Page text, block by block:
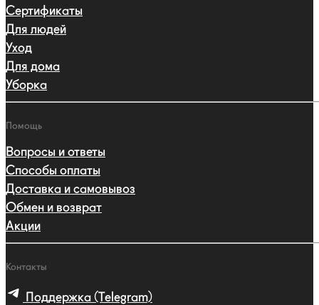
Сертификаты
Для людей
Уход
Для дома
Уборка
Помощь
Вопросы и ответы
Способы оплаты
Доставка и самовывоз
Обмен и возврат
Акции
Контакты
Поддержка (Telegram)